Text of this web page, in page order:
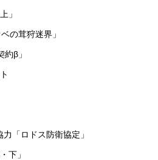
」
の茸狩迷界」
β」
「ロドス防衛協定」
下」